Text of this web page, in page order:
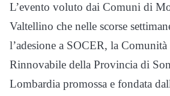
L’evento voluto dai Comuni di
Valtellino che nelle scorse
l’adesione a SOCER, la Comunità
Rinnovabile della Provincia di
Lombardia promossa e fondata